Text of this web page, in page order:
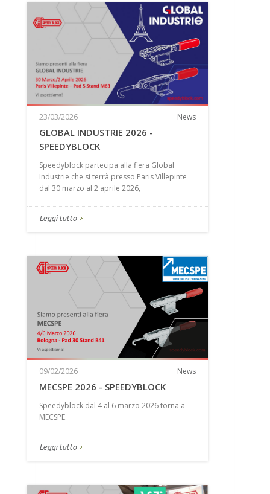
23/03/2026 News
GLOBAL INDUSTRIE 2026 -
SPEEDYBLOCK
Speedyblock partecipa alla fiera Global
Industrie che si terrà presso Paris Villepinte
dal 30 marzo al 2 aprile 2026,
Leggi tutto
09/02/2026 News
MECSPE 2026 - SPEEDYBLOCK
Speedyblock dal 4 al 6 marzo 2026 torna a
MECSPE.
Leggi tutto